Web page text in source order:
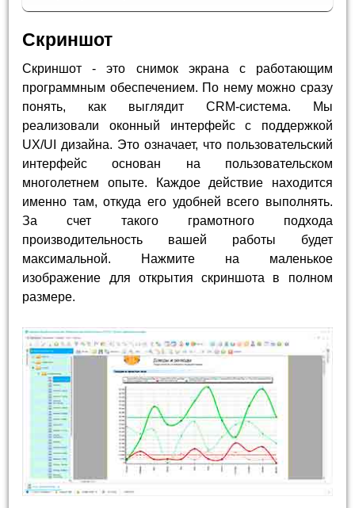
Скриншот
Скриншот - это снимок экрана с работающим
программным обеспечением. По нему можно сразу
понять, как выглядит CRM-система. Мы
реализовали оконный интерфейс с поддержкой
UX/UI дизайна. Это означает, что пользовательский
интерфейс основан на пользовательском
многолетнем опыте. Каждое действие находится
именно там, откуда его удобней всего выполнять.
За счет такого грамотного подхода
производительность вашей работы будет
максимальной. Нажмите на маленькое
изображение для открытия скриншота в полном
размере.